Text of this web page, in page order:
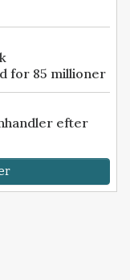
for 85 millioner
efter